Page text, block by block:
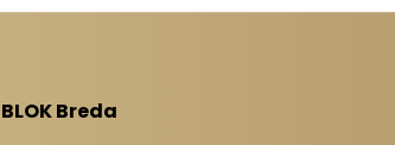
BLOK Breda